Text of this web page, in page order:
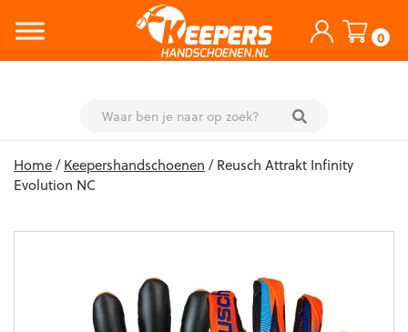
0
content
Home/Keepershandschoenen / Reusch Attrakt Infinity
Evolution NC